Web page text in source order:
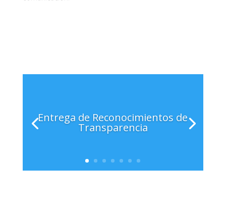
Entrega de Reconocimientos de
Transparencia